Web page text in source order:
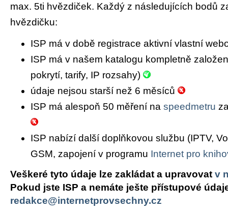
max. 5ti hvězdiček. Každý z následujících bodů
hvězdičku:
ISP má v době registrace aktivní vlastní
ISP má v našem katalogu kompletně
pokrytí, tarify, IP rozsahy)
údaje nejsou starší než 6 měsíců
ISP má alespoň 50 měření na speedmetru
ISP nabízí další doplňkovou službu (IPTV,
GSM, zapojení v programu Internet pro
Veškeré tyto údaje lze zakládat a upravovat v
Pokud jste ISP a nemáte ješte přístupové
redakce@internetprovsechny.cz